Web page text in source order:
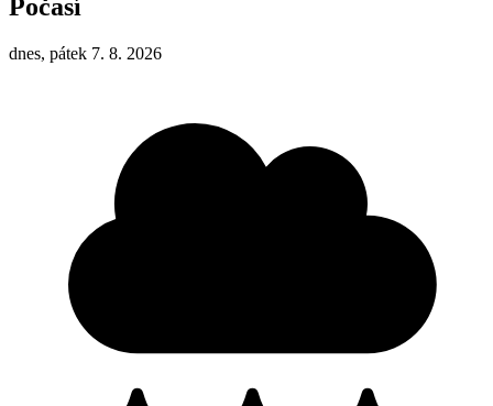
Počasí
dnes, pátek 7. 8. 2026